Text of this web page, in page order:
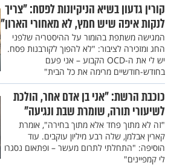
קורין גדעון בשיא הניקיונות לפסח: "צריך
לנקות איפה שיש חמץ, לא מאחורי הארון"
המגישה משתפת בהומור על ההיסטריה שלפני
החג ומזכירה לציבור: "לא להפוך לקורבנות פסח.
יש לי את ה-OCD הקבוע – אני פעם
בחודש-חודשיים מרימה את כל הבית"
כוכבת הרשת: "אני בן אדם אחר, הולכת
לשיעורי תורה, שומרת שבת ונגיעה"
"זה לא מתוך פחד אלא מתוך בחירה", אומרת
קארין אבלמן, שלה רבע מיליון עוקבים. עוד
הוסיפה: "התחלתי לתרום מעשר – ופתאום נסגרו
לי קמפיינים"